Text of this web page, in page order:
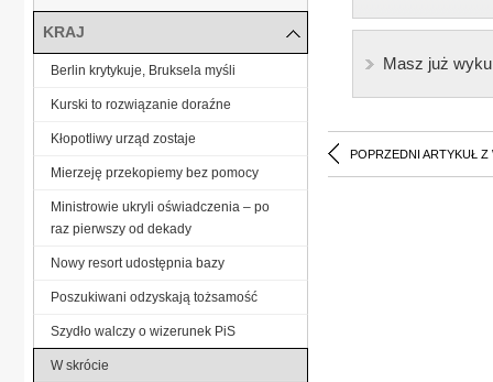
Masz już
POPRZEDNI ARTYKUŁ Z
KRAJ
Berlin krytykuje, Bruksela myśli
Kurski to rozwiązanie doraźne
Kłopotliwy urząd zostaje
Mierzeję przekopiemy bez pomocy
Ministrowie ukryli oświadczenia – po
raz pierwszy od dekady
Nowy resort udostępnia bazy
Poszukiwani odzyskają tożsamość
Szydło walczy o wizerunek PiS
W skrócie